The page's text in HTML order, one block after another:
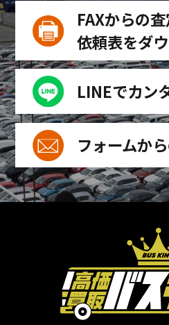
FAXからの
依頼表をダ
LINEでカン
フォームか